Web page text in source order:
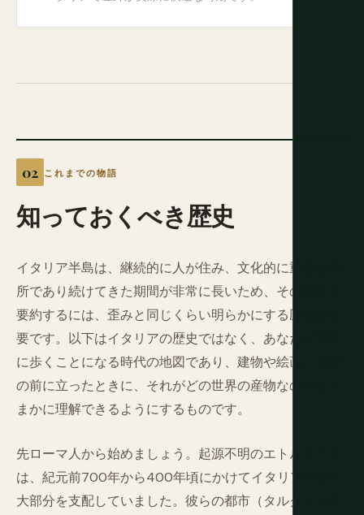
これまでの物語
知っておくべき歴史
イタリア半島は、継続的に人が住み、文化的に重要な場
所であり続けてきた期間が非常に長いため、その歴史を
要約するには、歪みと同じくらい明らかにする圧縮が必
要です。以下はイタリアの歴史ではなく、あなたが実際
に歩くことになる時代の地図であり、建物や絵画、遺跡
の前に立ったときに、それがどの世界の産物なのかを大
まかに理解できるようにするものです。
先ローマ人から始めましょう。起源不明のエトルリア人
は、紀元前700年から400年頃にかけてイタリア中部の
大部分を支配していました。彼らの都市（タルクイーニ